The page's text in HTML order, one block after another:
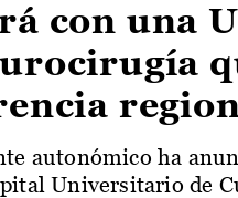
con una
autonómico ha
Universitario de